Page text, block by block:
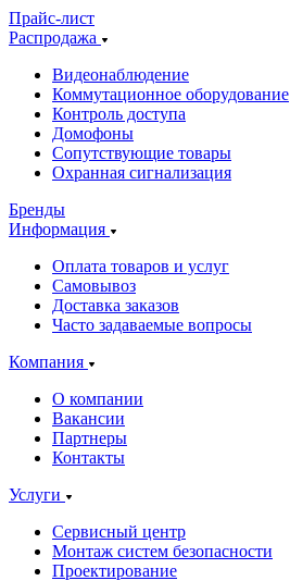
Прайс-лист
Распродажа
Видеонаблюдение
Коммутационное оборудование
Контроль доступа
Домофоны
Сопутствующие товары
Охранная сигнализация
Бренды
Информация
Оплата товаров и услуг
Самовывоз
Доставка заказов
Часто задаваемые вопросы
Компания
О компании
Вакансии
Партнеры
Контакты
Услуги
Сервисный центр
Монтаж систем безопасности
Проектирование